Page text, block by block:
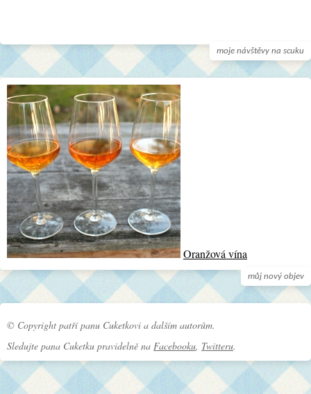
moje návštěvy na scuku
můj nový objev
Oranžová vína
© Copyright patří panu Cuketkovi a dalším autorům.
Sledujte pana Cuketku pravidelně na Facebooku, Twitteru.